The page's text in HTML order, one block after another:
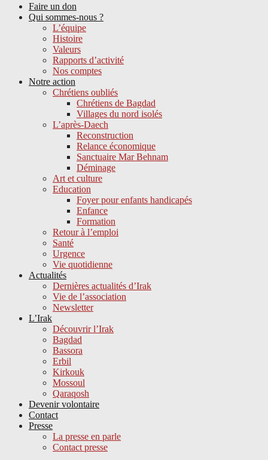
Faire un don
Qui sommes-nous ?
L’équipe
Histoire
Valeurs
Rapports d’activité
Nos comptes
Notre action
Chrétiens oubliés
Chrétiens de Bagdad
Villages du nord isolés
L’après-Daech
Reconstruction
Relance économique
Sanctuaire Mar Behnam
Déminage
Art et culture
Education
Foyer pour enfants handicapés
Enfance
Formation
Retour à l’emploi
Santé
Urgence
Vie quotidienne
Actualités
Dernières actualités d’Irak
Vie de l’association
Newsletter
L’Irak
Découvrir l’Irak
Bagdad
Bassora
Erbil
Kirkouk
Mossoul
Qaraqosh
Devenir volontaire
Contact
Presse
La presse en parle
Contact presse